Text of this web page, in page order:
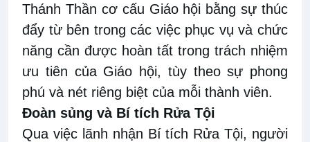
Thánh Thần cơ cấu Giáo hội bằng sự thúc
đẩy từ bên trong các việc phục vụ và chức
năng cần được hoàn tất trong trách nhiệm
ưu tiên của Giáo hội, tùy theo sự phong
phú và nét riêng biệt của mỗi thành viên.
Đoàn sủng và Bí tích Rửa Tội
Qua việc lãnh nhận Bí tích Rửa Tội, người